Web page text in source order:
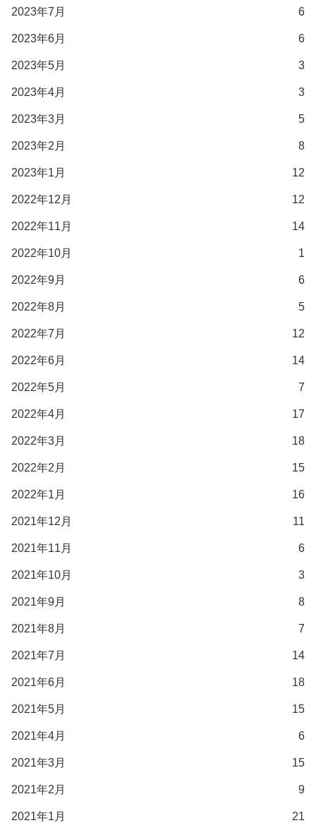
2023年7月 6
2023年6月 6
2023年5月 3
2023年4月 3
2023年3月 5
2023年2月 8
2023年1月 12
2022年12月 12
2022年11月 14
2022年10月 1
2022年9月 6
2022年8月 5
2022年7月 12
2022年6月 14
2022年5月 7
2022年4月 17
2022年3月 18
2022年2月 15
2022年1月 16
2021年12月 11
2021年11月 6
2021年10月 3
2021年9月 8
2021年8月 7
2021年7月 14
2021年6月 18
2021年5月 15
2021年4月 6
2021年3月 15
2021年2月 9
2021年1月 21